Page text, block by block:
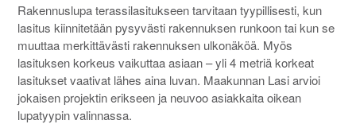
Rakennuslupa terassilasitukseen tarvitaan tyypillisesti, kun
lasitus kiinnitetään pysyvästi rakennuksen runkoon tai kun se
muuttaa merkittävästi rakennuksen ulkonäköä. Myös
lasituksen korkeus vaikuttaa asiaan – yli 4 metriä korkeat
lasitukset vaativat lähes aina luvan. Maakunnan Lasi arvioi
jokaisen projektin erikseen ja neuvoo asiakkaita oikean
lupatyypin valinnassa.